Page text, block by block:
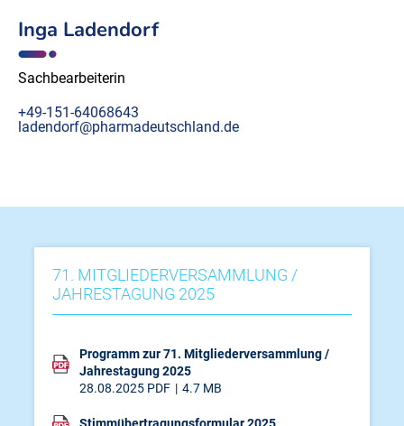
Inga Ladendorf
Sachbearbeiterin
+49-151-64068643
ladendorf@pharmadeutschland.de
71. MITGLIEDERVERSAMMLUNG /
JAHRESTAGUNG 2025
Programm zur 71. Mitgliederversammlung /
Jahrestagung 2025
28.08.2025 PDF 4.7 MB